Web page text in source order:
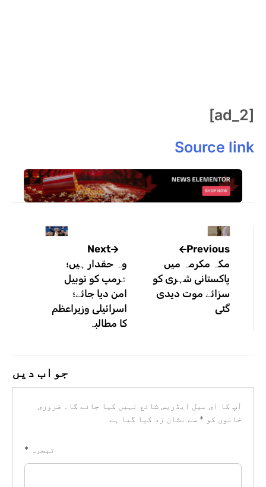
[ad_2]
Source link
Previous
مکہ مکرمہ میں
پاکستانی شہری کو
سزائے موت دیدی
گئی
Next
وہ حقدار ہیں؛
ٹرمپ کو نوبیل
امن دیا جائے؛
اسرائیلی وزیراعظم
کا مطالبہ
جواب دیں
آپ کا ای میل ایڈریس شائع نہیں کیا جائے گا۔
ضروری
خانوں کو * سے نشان زد کیا گیا ہے
تبصرہ *